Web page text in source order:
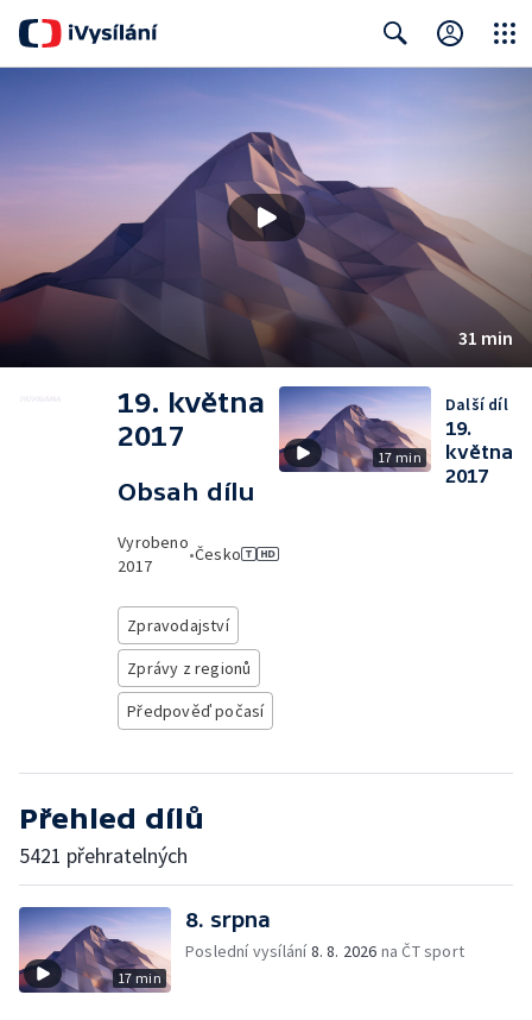
31 min
19. května
2017
Obsah dílu
Vyrobeno
2017
•Česko
Zpravodajství
Zprávy z regionů
Předpověď počasí
17 min
Další díl
19.
května
2017
Přehled dílů
5421 přehratelných
17 min
8. srpna
Poslední vysílání8. 8. 2026 na ČT sport